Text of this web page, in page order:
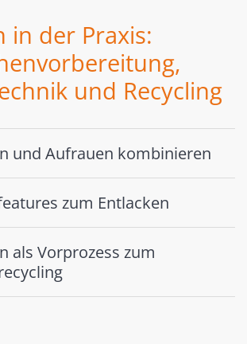
in der Praxis:
und Recycling
und Aufrauen kombinieren
zum Entlacken
als Vorprozess zum